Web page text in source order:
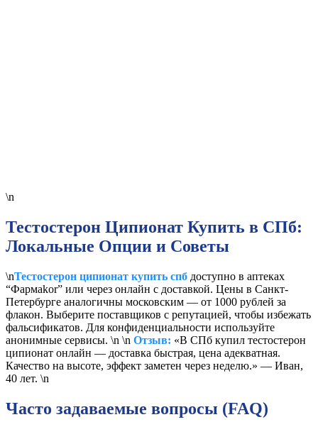
\n
Тестостерон Ципионат Купить в СПб:
Локальные Опции и Советы
\nТестостерон ципионат купить спб доступно в аптеках
“Фармakor” или через онлайн с доставкой. Цены в Санкт-
Петербурге аналогичны московским — от 1000 рублей за
флакон. Выберите поставщиков с репутацией, чтобы избежать
фальсификатов. Для конфиденциальности используйте
анонимные сервисы. \n \n Отзыв: «В СПб купил тестостерон
ципионат онлайн — доставка быстрая, цена адекватная.
Качество на высоте, эффект заметен через неделю.» — Иван,
40 лет. \n
Часто задаваемые вопросы (FAQ)